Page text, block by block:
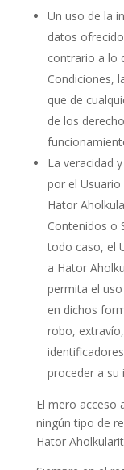
Un uso de la
datos
contrario a lo
Condiciones,
que de
de los
La veracidad
por el
Hator
Contenidos o
todo caso, el
a Hator
permita el
en dichos
robo,
proceder a su
El mero acceso
ningún tipo de
Hator